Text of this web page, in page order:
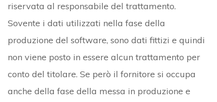
riservata al responsabile del trattamento.
Sovente i dati utilizzati nella fase della
produzione del software, sono dati fittizi e quindi
non viene posto in essere alcun trattamento per
conto del titolare. Se però il fornitore si occupa
anche della fase della messa in produzione e